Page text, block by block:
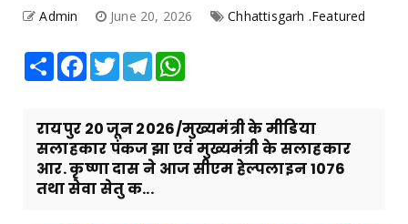
Admin June 20, 2026 Chhattisgarh .Featured
Share Facebook
TwitterTelegram
रायपुर 20 जून 2026/मुख्यमंत्री के मीडिया
सलाहकार पंकज झा एवं मुख्यमंत्री के सलाहकार
आर. कृष्णा दास ने आज सीएम हेल्पलाइन 1076
तथा सेवा सेतु क...